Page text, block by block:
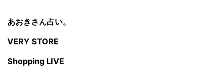
あおきさん占い。
VERY STORE
Shopping LIVE